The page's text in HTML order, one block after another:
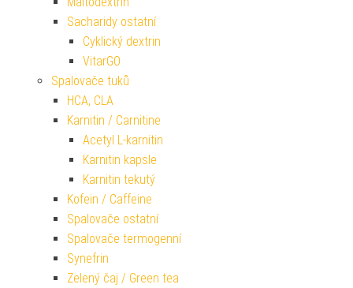
Sacharidy ostatní
Cyklický dextrin
VitarGO
Spalovače tuků
HCA, CLA
Karnitin / Carnitine
Acetyl L-karnitin
Karnitin kapsle
Karnitin tekutý
Kofein / Caffeine
Spalovače ostatní
Spalovače termogenní
Synefrin
Zelený čaj / Green tea